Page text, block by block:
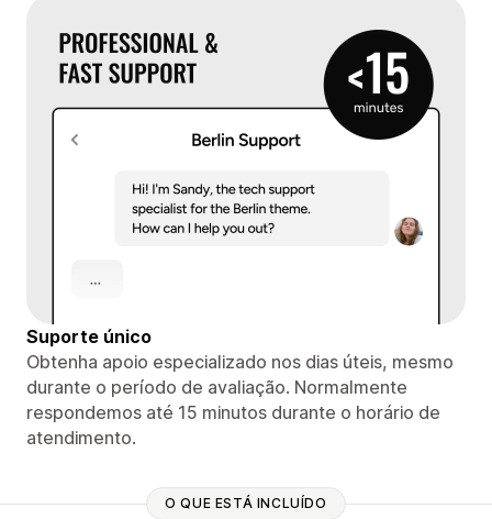
Suporte único
Obtenha apoio especializado nos dias úteis, mesmo
durante o período de avaliação. Normalmente
respondemos até 15 minutos durante o horário de
atendimento.
O QUE ESTÁ INCLUÍDO